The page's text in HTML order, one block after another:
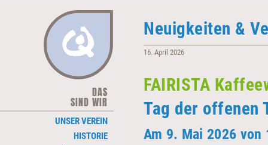
Neuigkeiten &
16. April 2026
FAIRISTA
Tag der offenen
Am 9. Mai 2026 von
DAS
SIND WIR
NAVIGATION
ÜBERSPRINGEN
UNSER VEREIN
HISTORIE